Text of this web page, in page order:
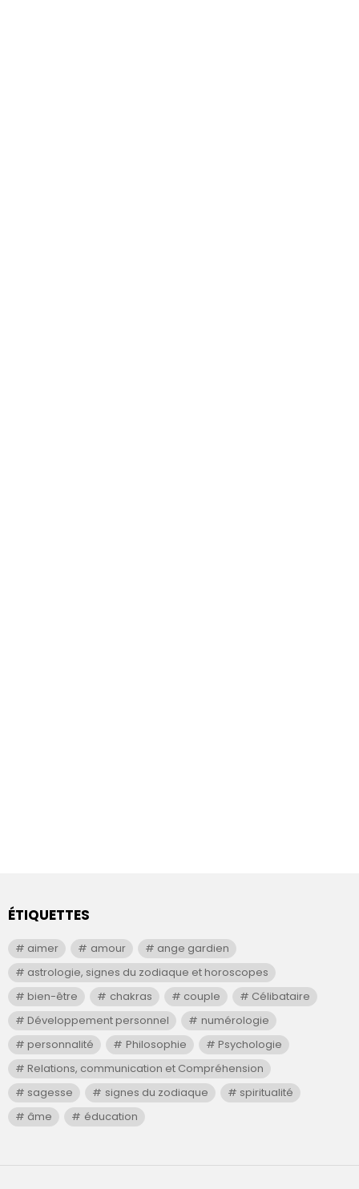
ÉTIQUETTES
aimer amour
ange gardien
astrologie, signes du zodiaque et horoscopes
bien-être
chakras couple
Célibataire
Développement personnel
numérologie
personnalité
Philosophie
Psychologie
Relations, communication et Compréhension
sagesse
signes du zodiaque
spiritualité
âme
éducation